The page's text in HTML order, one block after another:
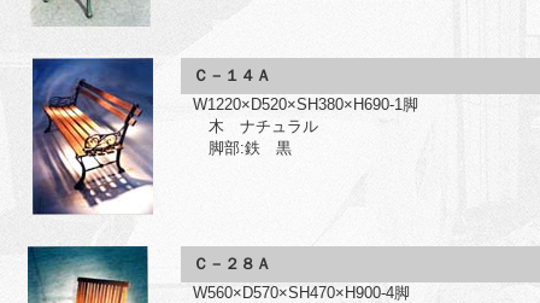
Ｃ－１４Ａ
W1220×D520×SH380×H690-1脚
木 ナチュラル
脚部:鉄 黒
Ｃ－２８Ａ
W560×D570×SH470×H900-4脚